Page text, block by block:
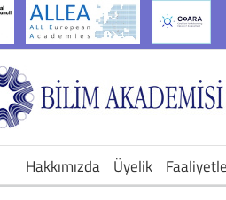
Hakkımızda Üyelik